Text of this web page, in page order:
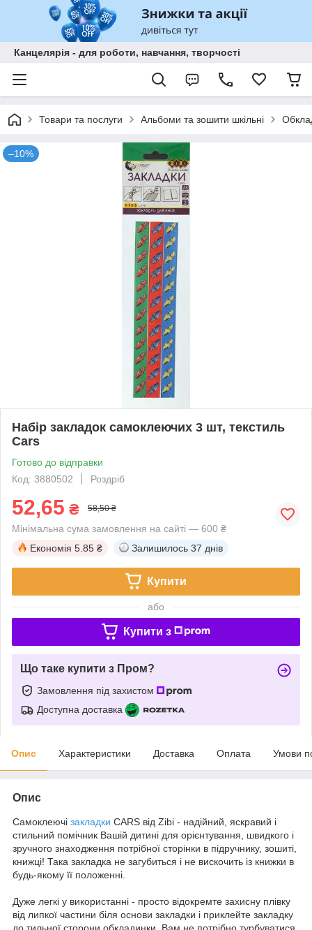
Канцелярія - для роботи, навчання, творчості
Товари та послуги Альбоми та зошити шкільні
–10%
Набір закладок самоклеючих 3 шт, текстиль
Cars
Готово до відправки
Код: 3880502
Роздріб
52,65 ₴ 58,50 ₴
Мінімальна сума замовлення на сайті — 600 ₴
Економія 5.85 ₴ Залишилось 37 днів
Купити
або
Купити з
Що таке купити з Пром?
Замовлення під захистом
Доступна доставка
Опис Характеристики Доставка Оплата Умови
Опис
Самоклеючі закладки CARS від Zibi - надійний, яскравий і
стильний помічник Вашій дитині для орієнтування, швидкого і
зручного знаходження потрібної сторінки в підручнику, зошиті,
книжці! Така закладка не загубиться і не вискочить із книжки в
будь-якому її положенні.
Дуже легкі у використанні - просто відокремте захисну плівку
від липкої частини біля основи закладки і приклейте закладку
до тильної сторони обкладинки. Вам не потрібно турбуватися